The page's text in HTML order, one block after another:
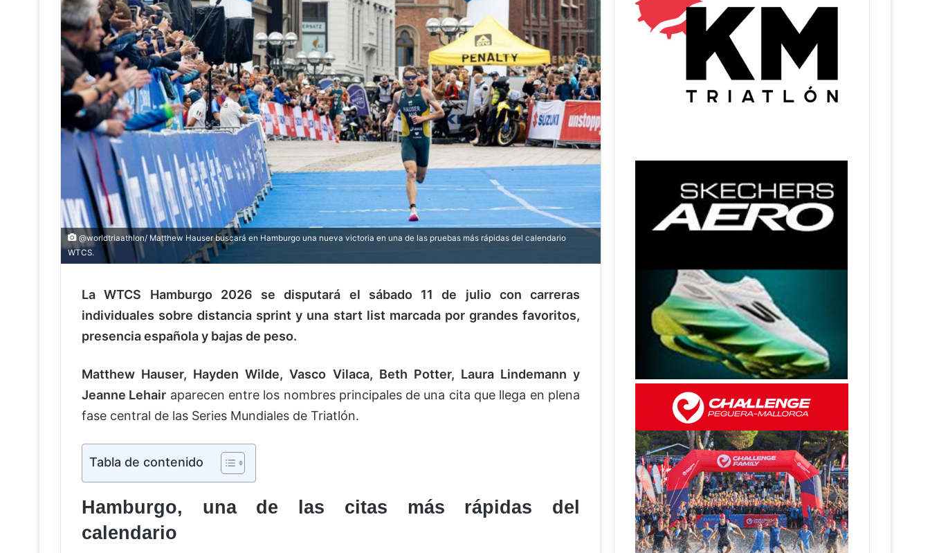
@worldtriaathlon/ Matthew Hauser buscará en Hamburgo una nueva victoria en una de las pruebas más rápidas del calendario
WTCS.
La WTCS Hamburgo 2026 se disputará el sábado 11 de julio con carreras
individuales sobre distancia sprint y una start list marcada por grandes favoritos,
presencia española y bajas de peso.
Matthew Hauser, Hayden Wilde, Vasco Vilaca, Beth Potter, Laura Lindemann y
Jeanne Lehair aparecen entre los nombres principales de una cita que llega en plena
fase central de las Series Mundiales de Triatlón.
Tabla de contenido
Hamburgo, una de las citas más rápidas del
calendario